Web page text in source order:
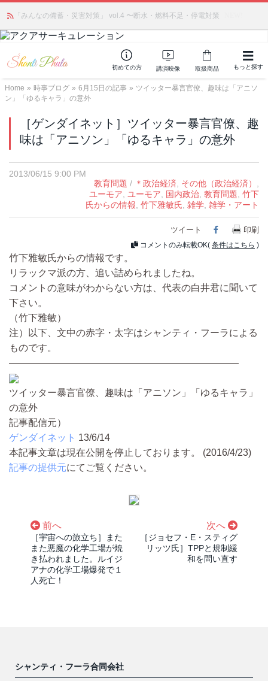
「みんなの備蓄・災害対策」 vol.4 〜断水・燃料不足・停電対策
かつて愛されていた人気商品が復活！夏場に活躍するジェルクリーム「アク
アサーキュレーション」💖🏖️ 8月末までの購入でポイント還元も✨
初めての方 講演映像 取扱商品 もっと探す
Home » 時事ブログ » 6月15日の記事 » ツイッター暴言官僚、趣味は「アニソ
ン」「ゆるキャラ」の意外
［ゲンダイネット］ツイッター暴言官僚、趣
味は「アニソン」「ゆるキャラ」の意外
2013/06/15 9:00 PM
教育問題 / ＊政治経済 その他（政治経済）
ユーモア
ユーモア 国内政治 教育問題
竹下
氏からの情報 竹下雅敏氏 雑学 雑学・アート
ツイート Facebook
印刷
コメントのみ転載OK( 条件はこちら )
竹下雅敏氏からの情報です。
リラックマ派の方、追い詰められましたね。
コメントの意味がわからない方は、代表の白井君に聞いて
下さい。
（竹下雅敏）
注）以下、文中の赤字・太字はシャンティ・フーラによる
ものです。
————————————————————————
ツイッター暴言官僚、趣味は「アニソン」「ゆるキャラ」
の意外
記事配信元）
ゲンダイネット 13/6/14
本記事文章は現在公開を停止しております。 (2016/4/23)
記事の提供元にてご覧ください。
前へ
［宇宙への旅立ち］また
また悪魔の化学工場が焼
き払われました。ルイジ
アナの化学工場爆発で１
人死亡！
次へ
［ジョセフ・E・スティグ
リッツ氏］TPPと規制緩
和を問い直す
シャンティ・フーラ合同会社